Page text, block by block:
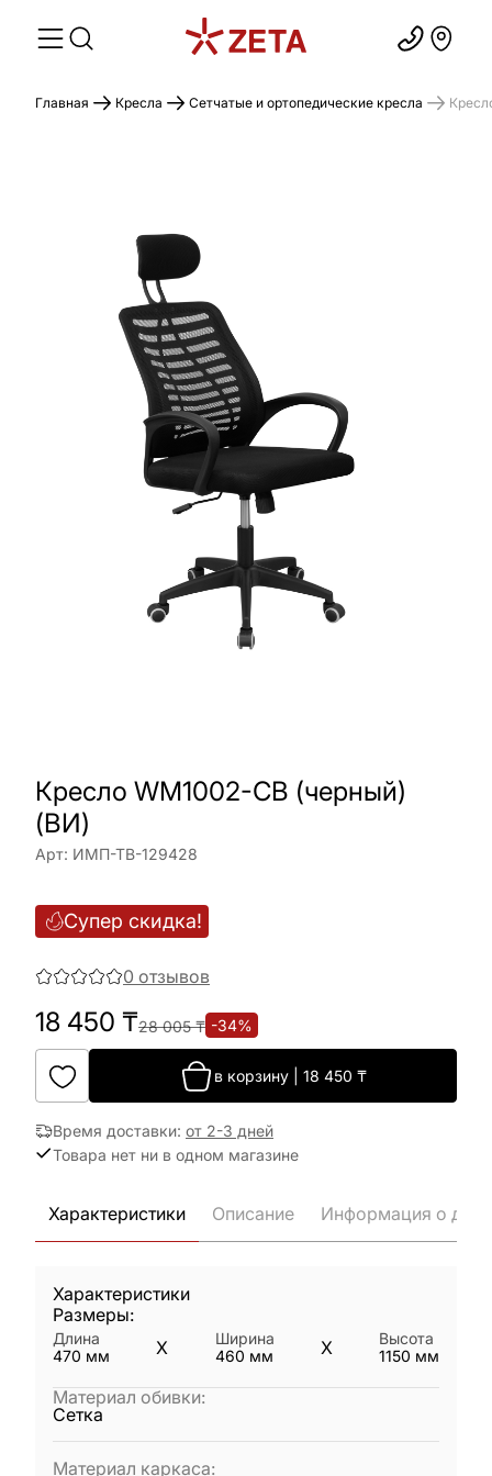
Главная Кресла Сетчатые и ортопедические кресла
Кресло WM1002-CB (черный)
(ВИ)
Арт: ИМП-ТВ-129428
Супер скидка!
0 отзывов
18 450 ₸28 005₸ -34%
в корзину 18 450 ₸
Время доставки: от 2-3 дней
Товара нет ни в одном магазине
Характеристики Описание Информация о
Характеристики
Размеры:
Длина
470 мм X
Ширина
460 мм X
Высота
1150 мм
Материал обивки:
Сетка
Материал каркаса: